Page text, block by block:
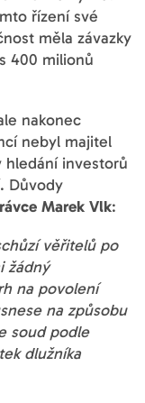
řízení své
měla závazky
400 milionů
nakonec
nebyl majitel
hledání investorů
Důvody
Marek Vlk:
věřitelů po
žádný
na povolení
na způsobu
soud podle
dlužníka